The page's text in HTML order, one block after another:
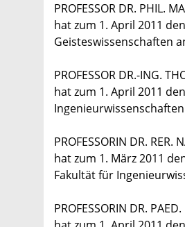
PROFESSOR DR. PHIL.
hat zum 1. April 2011
Geisteswissenschaften
PROFESSOR DR.-ING.
hat zum 1. April 2011
PROFESSORIN DR. RER.
hat zum 1. März 2011
Fakultät für
PROFESSORIN DR.